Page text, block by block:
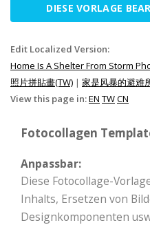
DIESE VORLAGE
Edit Localized Version:
Home Is A Shelter From Storm
照片拼貼畫(TW) | 家是风暴的避难
View this page in:EN TWCN
Fotocollagen
Anpassbar:
Diese Fotocollage-
Inhalts, Ersetzen von
Designkomponenten